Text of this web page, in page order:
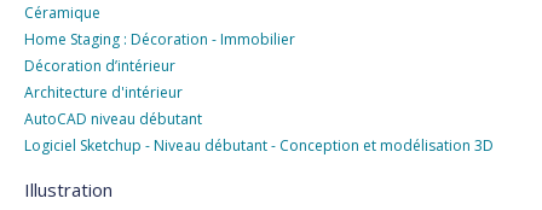
Céramique
Home Staging : Décoration - Immobilier
Décoration d’intérieur
Architecture d'intérieur
AutoCAD niveau débutant
Logiciel Sketchup - Niveau débutant - Conception et modélisation 3D
Illustration